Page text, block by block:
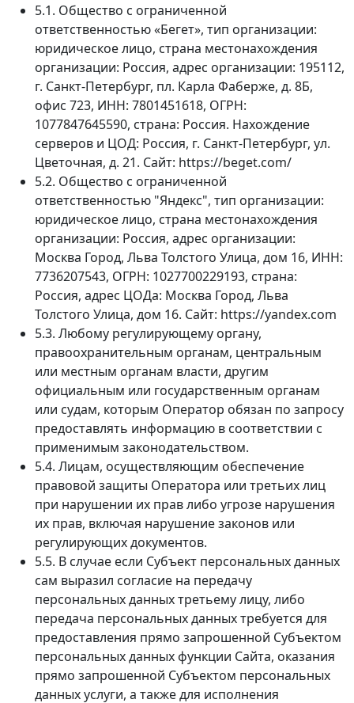
5.1. Общество с ограниченной
ответственностью «Бегет», тип организации:
юридическое лицо, страна местонахождения
организации: Россия, адрес организации: 195112,
г. Санкт-Петербург, пл. Карла Фаберже, д. 8Б,
офис 723, ИНН: 7801451618, ОГРН:
1077847645590, страна: Россия. Нахождение
серверов и ЦОД: Россия, г. Санкт-Петербург, ул.
Цветочная, д. 21. Сайт: https://beget.com/
5.2. Общество с ограниченной
ответственностью "Яндекс", тип организации:
юридическое лицо, страна местонахождения
организации: Россия, адрес организации:
Москва Город, Льва Толстого Улица, дом 16, ИНН:
7736207543, ОГРН: 1027700229193, страна:
Россия, адрес ЦОДа: Москва Город, Льва
Толстого Улица, дом 16. Сайт: https://yandex.com
5.3. Любому регулирующему органу,
правоохранительным органам, центральным
или местным органам власти, другим
официальным или государственным органам
или судам, которым Оператор обязан по запросу
предоставлять информацию в соответствии с
применимым законодательством.
5.4. Лицам, осуществляющим обеспечение
правовой защиты Оператора или третьих лиц
при нарушении их прав либо угрозе нарушения
их прав, включая нарушение законов или
регулирующих документов.
5.5. В случае если Субъект персональных данных
сам выразил согласие на передачу
персональных данных третьему лицу, либо
передача персональных данных требуется для
предоставления прямо запрошенной Субъектом
персональных данных функции Сайта, оказания
прямо запрошенной Субъектом персональных
данных услуги, а также для исполнения